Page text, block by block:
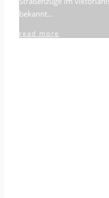
bekannt…
read more